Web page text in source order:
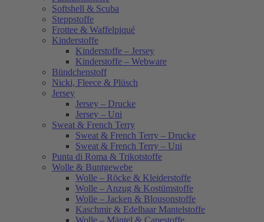
Softshell & Scuba
Steppstoffe
Frottee & Waffelpiqué
Kinderstoffe
Kinderstoffe – Jersey
Kinderstoffe – Webware
Bündchenstoff
Nicki, Fleece & Plüsch
Jersey
Jersey – Drucke
Jersey – Uni
Sweat & French Terry
Sweat & French Terry – Drucke
Sweat & French Terry – Uni
Punta di Roma & Trikotstoffe
Wolle & Buntgewebe
Wolle – Röcke & Kleiderstoffe
Wolle – Anzug & Kostümstoffe
Wolle – Jacken & Blousonstoffe
Kaschmir & Edelhaar Mantelstoffe